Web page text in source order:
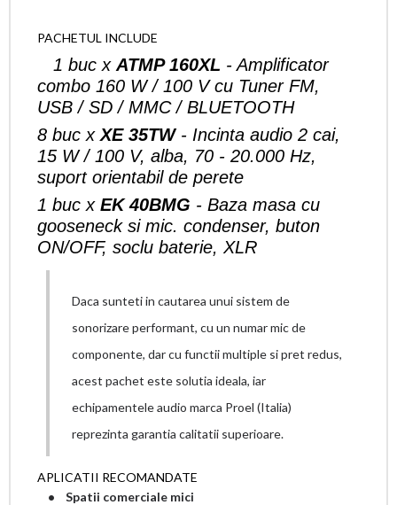
PACHETUL INCLUDE
1 buc x ATMP 160XL - Amplificator
combo 160 W / 100 V cu Tuner FM,
USB / SD / MMC / BLUETOOTH
8 buc x XE 35TW- Incinta audio 2 cai,
15 W / 100 V, alba, 70 - 20.000 Hz,
suport orientabil de perete
1 buc x EK 40BMG - Baza masa cu
gooseneck si mic. condenser, buton
ON/OFF, soclu baterie, XLR
Daca sunteti in cautarea unui sistem de
sonorizare performant, cu un numar mic de
componente, dar cu functii multiple si pret redus,
acest pachet este solutia ideala, iar
echipamentele audio marca Proel (Italia)
reprezinta garantia calitatii superioare.
APLICATII RECOMANDATE
• Spatii comerciale mici